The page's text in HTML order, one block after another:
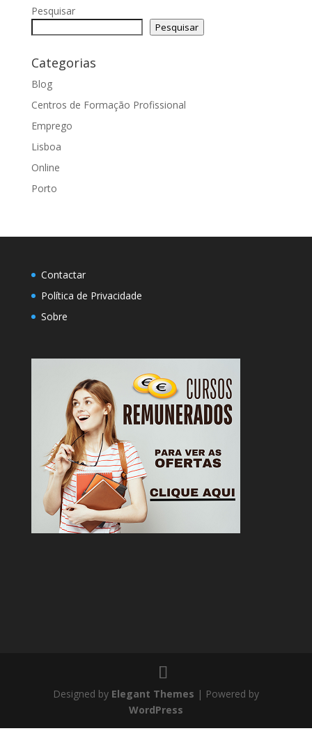
Pesquisar
Pesquisar
Categorias
Blog
Centros de Formação Profissional
Emprego
Lisboa
Online
Porto
Contactar
Política de Privacidade
Sobre
Designed by Elegant Themes | Powered by
WordPress